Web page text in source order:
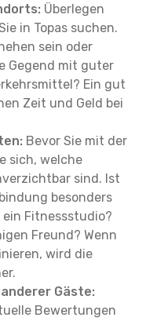
Überlegen
in Topas suchen.
sein oder
Gegend mit guter
Ein gut
Zeit und Geld bei
Bevor Sie mit der
sich, welche
sind. Ist
besonders
Fitnessstudio?
Freund? Wenn
wird die
Gäste:
Bewertungen